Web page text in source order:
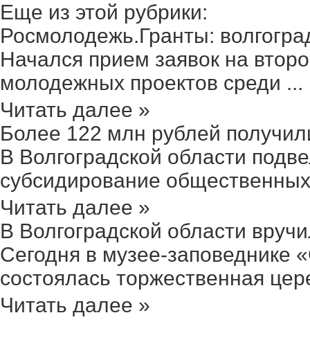
Еще из этой рубрики:
Росмолодежь.Гранты:
Начался прием заявок на
молодежных проектов среди ...
Читать далее »
Более 122 млн рублей
В Волгоградской области
субсидирование
Читать далее »
В Волгоградской области
Сегодня в музее-заповеднике
состоялась торжественная
Читать далее »